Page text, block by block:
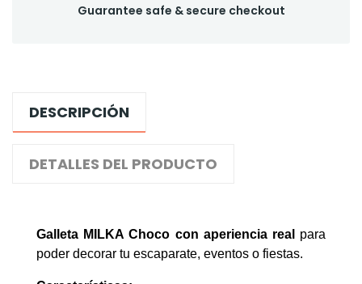
Guarantee safe & secure checkout
DESCRIPCIÓN
DETALLES DEL PRODUCTO
Galleta MILKA Choco con aperiencia real para
poder decorar tu escaparate, eventos o fiestas.